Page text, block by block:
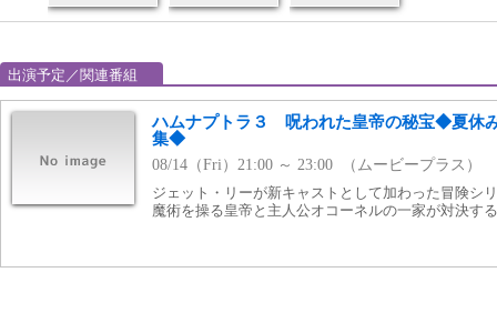
出演予定／関連番組
ハムナプトラ３ 呪われた皇帝の秘宝◆夏休
集◆
08/14（Fri）21:00 ～ 23:00 （ムービープラス）
ジェット・リーが新キャストとして加わった冒険シ
魔術を操る皇帝と主人公オコーネルの一家が対決す